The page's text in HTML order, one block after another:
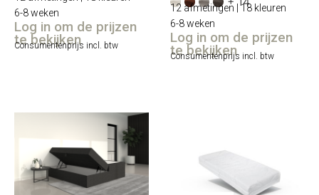
6-8 weken
Log in om de prijzen
te bekijken
Consumentenprijs incl. btw
12 afmetingen | 18 kleuren
6-8 weken
Log in om de prijzen
te bekijken
Consumentenprijs incl. btw